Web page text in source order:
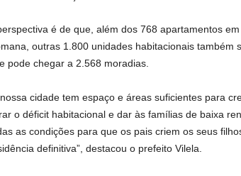
é de que, além dos 768 apartamentos
outras 1.800 unidades habitacionais também
pode chegar a 2.568 moradias.
nossa cidade tem espaço e áreas suficientes para
o déficit habitacional e dar às famílias de baixa
as condições para que os pais criem os seus
definitiva”, destacou o prefeito Vilela.